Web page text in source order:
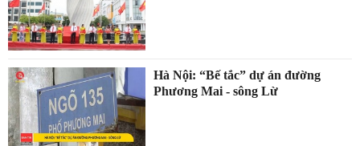
Hà Nội: “Bế tắc” dự án đường
Phương Mai - sông Lừ